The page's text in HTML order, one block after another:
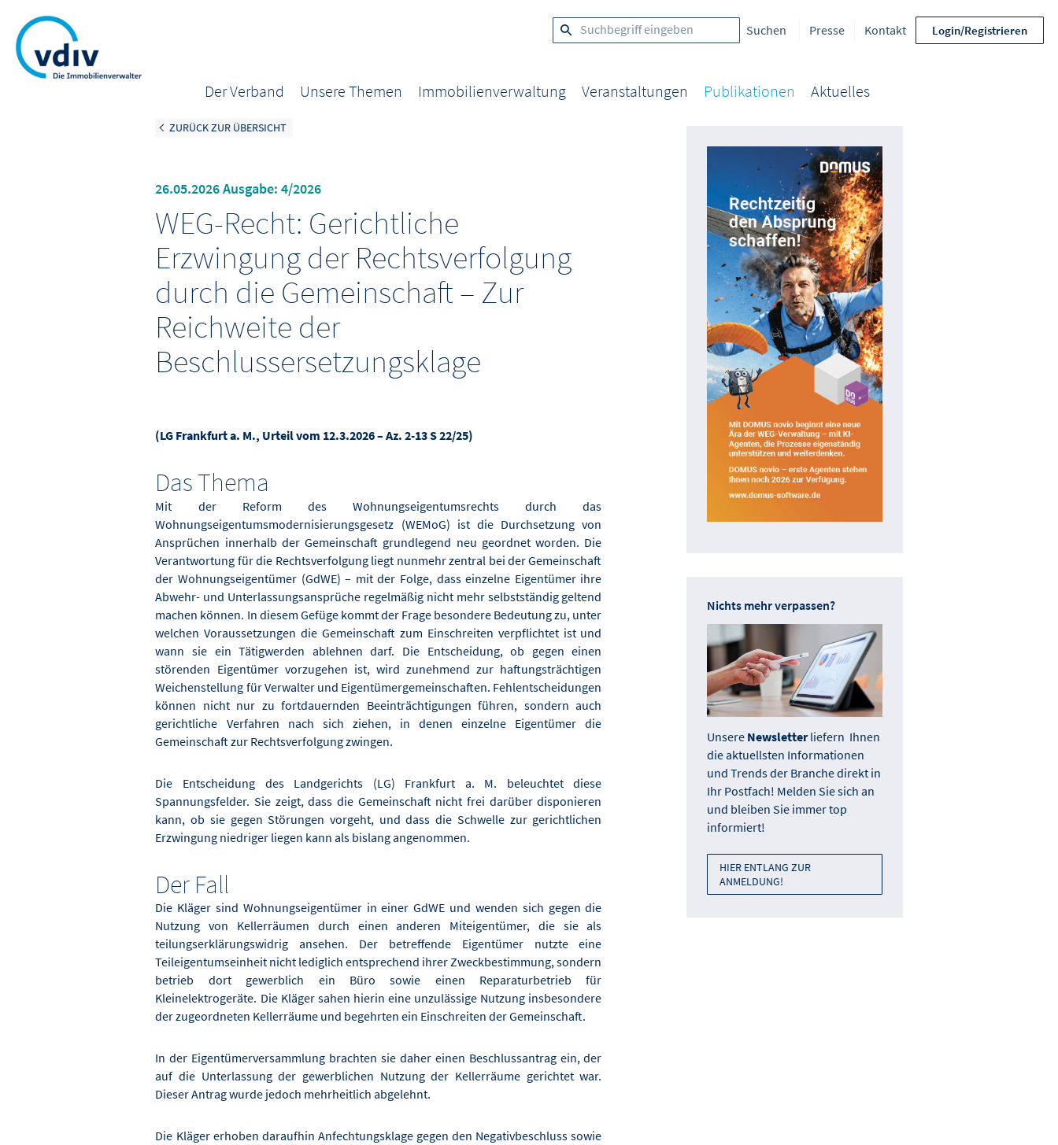
Presse Kontakt Login/Registrieren
Der Verband Unsere Themen Immobilienverwaltung Veranstaltungen Publikationen Aktuelles
ZURÜCK ZUR ÜBERSICHT
26.05.2026 Ausgabe: 4/2026
WEG-Recht: Gerichtliche
Erzwingung der Rechtsverfolgung
durch die Gemeinschaft – Zur
Reichweite der
Beschlussersetzungsklage
(LG Frankfurt a. M., Urteil vom 12.3.2026 – Az. 2-13 S 22/25)
Das Thema
Mit der Reform des Wohnungseigentumsrechts durch das
Wohnungseigentumsmodernisierungsgesetz (WEMoG) ist die Durchsetzung von
Ansprüchen innerhalb der Gemeinschaft grundlegend neu geordnet worden. Die
Verantwortung für die Rechtsverfolgung liegt nunmehr zentral bei der Gemeinschaft
der Wohnungseigentümer (GdWE) – mit der Folge, dass einzelne Eigentümer ihre
Abwehr- und Unterlassungsansprüche regelmäßig nicht mehr selbstständig geltend
machen können. In diesem Gefüge kommt der Frage besondere Bedeutung zu, unter
welchen Voraussetzungen die Gemeinschaft zum Einschreiten verpflichtet ist und
wann sie ein Tätigwerden ablehnen darf. Die Entscheidung, ob gegen einen
störenden Eigentümer vorzugehen ist, wird zunehmend zur haftungsträchtigen
Weichenstellung für Verwalter und Eigentümergemeinschaften. Fehlentscheidungen
können nicht nur zu fortdauernden Beeinträchtigungen führen, sondern auch
gerichtliche Verfahren nach sich ziehen, in denen einzelne Eigentümer die
Gemeinschaft zur Rechtsverfolgung zwingen.
Die Entscheidung des Landgerichts (LG) Frankfurt a. M. beleuchtet diese
Spannungsfelder. Sie zeigt, dass die Gemeinschaft nicht frei darüber disponieren
kann, ob sie gegen Störungen vorgeht, und dass die Schwelle zur gerichtlichen
Erzwingung niedriger liegen kann als bislang angenommen.
Der Fall
Die Kläger sind Wohnungseigentümer in einer GdWE und wenden sich gegen die
Nutzung von Kellerräumen durch einen anderen Miteigentümer, die sie als
teilungserklärungswidrig ansehen. Der betreffende Eigentümer nutzte eine
Teileigentumseinheit nicht lediglich entsprechend ihrer Zweckbestimmung, sondern
betrieb dort gewerblich ein Büro sowie einen Reparaturbetrieb für
Kleinelektrogeräte. Die Kläger sahen hierin eine unzulässige Nutzung insbesondere
der zugeordneten Kellerräume und begehrten ein Einschreiten der Gemeinschaft.
In der Eigentümerversammlung brachten sie daher einen Beschlussantrag ein, der
auf die Unterlassung der gewerblichen Nutzung der Kellerräume gerichtet war.
Dieser Antrag wurde jedoch mehrheitlich abgelehnt.
Die Kläger erhoben daraufhin Anfechtungsklage gegen den Negativbeschluss sowie
Nichts mehr verpassen?
Unsere Newsletterliefern Ihnen
die aktuellsten Informationen
und Trends der Branche direkt in
Ihr Postfach! Melden Sie sich an
und bleiben Sie immer top
informiert!
HIER ENTLANG ZUR
ANMELDUNG!